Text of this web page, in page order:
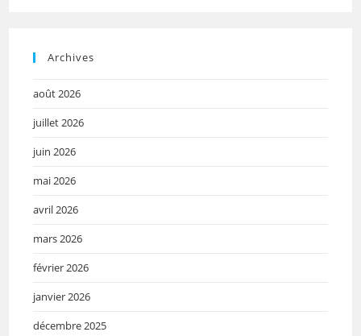
Archives
août 2026
juillet 2026
juin 2026
mai 2026
avril 2026
mars 2026
février 2026
janvier 2026
décembre 2025